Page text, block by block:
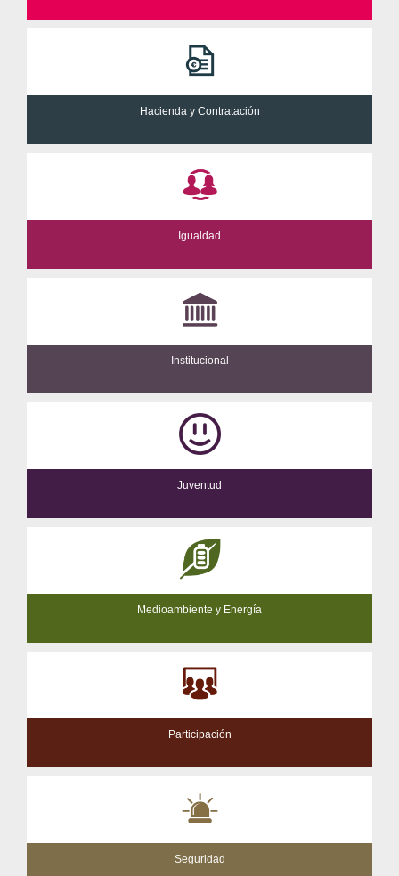
Hacienda y Contratación
Igualdad
Institucional
Juventud
Medioambiente y Energía
Participación
Seguridad